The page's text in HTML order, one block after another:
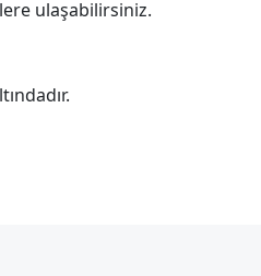
ulaşabilirsiniz.